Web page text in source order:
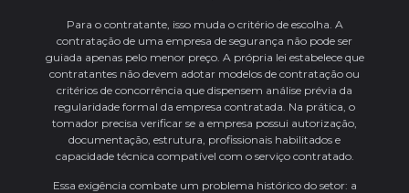
Para o contratante, isso muda o critério de escolha. A
contratação de uma empresa de segurança não pode ser
guiada apenas pelo menor preço. A própria lei estabelece que
contratantes não devem adotar modelos de contratação ou
critérios de concorrência que dispensem análise prévia da
regularidade formal da empresa contratada. Na prática, o
tomador precisa verificar se a empresa possui autorização,
documentação, estrutura, profissionais habilitados e
capacidade técnica compatível com o serviço contratado.
Essa exigência combate um problema histórico do setor: a